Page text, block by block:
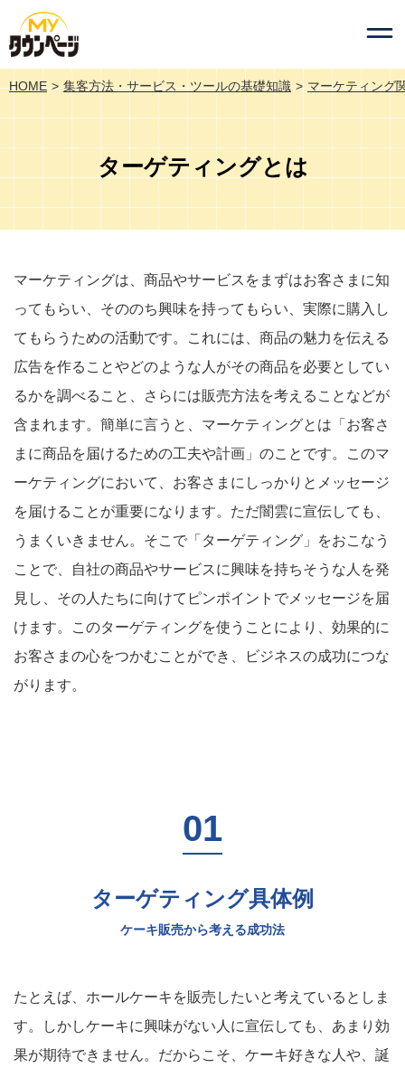
HOME 集客方法・サービス・ツールの基礎知識 マーケティング
ターゲティングとは
マーケティングは、商品やサービスをまずはお客さまに知
ってもらい、そののち興味を持ってもらい、実際に購入し
てもらうための活動です。これには、商品の魅力を伝える
広告を作ることやどのような人がその商品を必要としてい
るかを調べること、さらには販売方法を考えることなどが
含まれます。簡単に言うと、マーケティングとは「お客さ
まに商品を届けるための工夫や計画」のことです。このマ
ーケティングにおいて、お客さまにしっかりとメッセージ
を届けることが重要になります。ただ闇雲に宣伝しても、
うまくいきません。そこで「ターゲティング」をおこなう
ことで、自社の商品やサービスに興味を持ちそうな人を発
見し、その人たちに向けてピンポイントでメッセージを届
けます。このターゲティングを使うことにより、効果的に
お客さまの心をつかむことができ、ビジネスの成功につな
がります。
ターゲティング具体例
ケーキ販売から考える成功法
たとえば、ホールケーキを販売したいと考えているとしま
す。しかしケーキに興味がない人に宣伝しても、あまり効
果が期待できません。だからこそ、ケーキ好きな人や、誕